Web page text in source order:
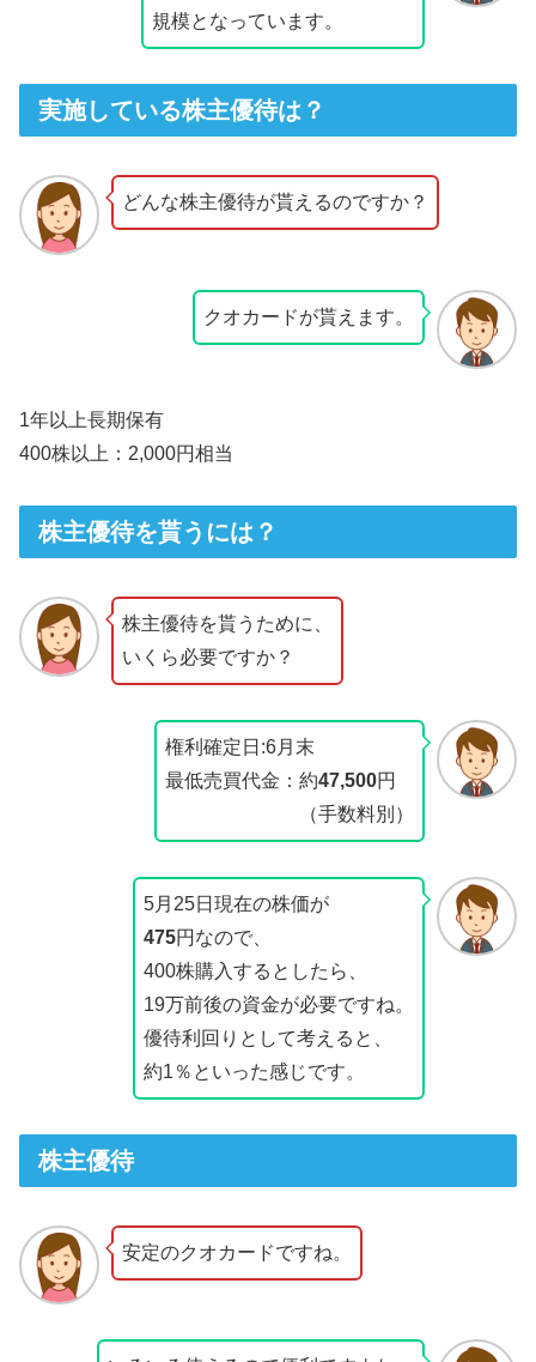
規模となっています。
実施している株主優待は？
どんな株主優待が貰えるのですか？
クオカードが貰えます。
1年以上長期保有
400株以上：2,000円相当
株主優待を貰うには？
株主優待を貰うために、
いくら必要ですか？
権利確定日:6月末
最低売買代金：約47,500円
（手数料別）
5月25日現在の株価が
475円なので、
400株購入するとしたら、
19万前後の資金が必要ですね。
優待利回りとして考えると、
約1％といった感じです。
株主優待
安定のクオカードですね。